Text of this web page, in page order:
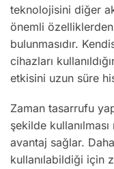
teknolojisini diğer
önemli
bulunmasıdır.
cihazları
etkisini uzun süre
Zaman tasarrufu
şekilde
avantaj sağlar.
kullanılabildiği için